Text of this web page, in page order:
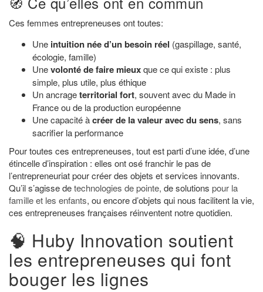
Ces femmes entrepreneuses ont toutes:
Une intuition née d’un besoin réel (gaspillage, santé,
écologie, famille)
Unevolonté de faire mieuxque ce qui existe : plus
simple, plus utile, plus éthique
Un ancrageterritorial fort, souvent avec du Made in
France ou de la production européenne
Une capacité àcréer de la valeur avec du sens, sans
sacrifier la performance
Pour toutes ces entrepreneuses, tout est parti d’une idée, d’une
étincelle d’inspiration : elles ont osé franchir le pas de
l’entrepreneuriat pour créer des objets et services innovants.
Qu’il s’agisse detechnologies de pointe, de solutions pour la
famille et les enfants, ou encore d’objets qui nous facilitent la vie,
ces entrepreneuses françaises réinventent notre quotidien.
🧠 Huby Innovation soutient
les entrepreneuses qui font
bouger les lignes